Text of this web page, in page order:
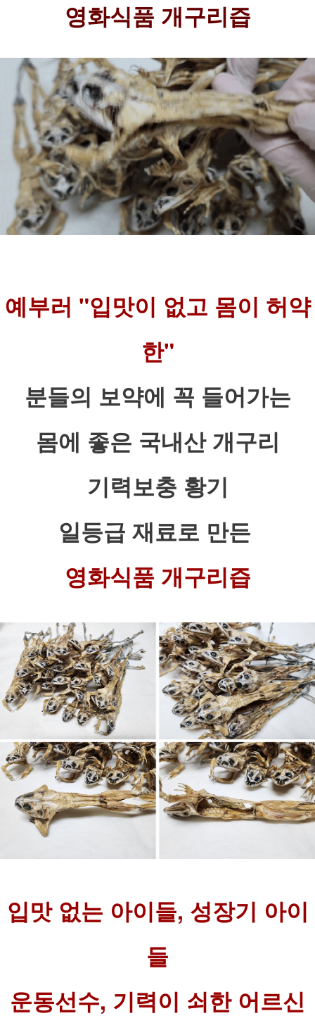
영화식품 개구리즙
예부러 "입맛이 없고 몸이 허약
한"
분들의 보약에 꼭 들어가는
몸에 좋은 국내산 개구리
기력보충 황기
일등급 재료로 만든
영화식품 개구리즙
입맛 없는 아이들, 성장기 아이
들
운동선수, 기력이 쇠한 어르신